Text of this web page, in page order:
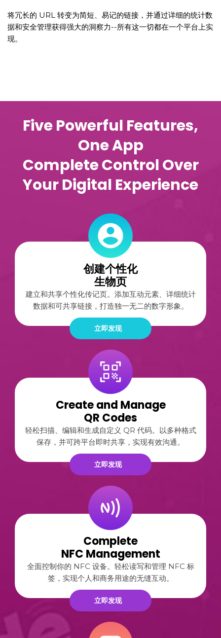
将冗长的 URL 转变为简短、易记的链接，并通过详细的统计数
据和安全管理获得强大的洞察力--所有这一切都在一个平台上实
现。
Five Powerful Features,
One App
Complete Control Over
Your Digital Experience
创建个性化
生物页
建立和共享个性化传记页。添加互动元素、详细统计
数据和可共享链接，打造独一无二的数字形象。
立即发现
Create and Manage
QR Codes
轻松扫描、编辑和生成自定义 QR 代码。以多种格式
保存，并可跨平台即时共享，实现有效沟通。
立即发现
Complete
NFC Management
全面控制你的 NFC 设备。轻松读写和管理 NFC 标
签，实现个人和商务用途的无缝互动。
立即发现